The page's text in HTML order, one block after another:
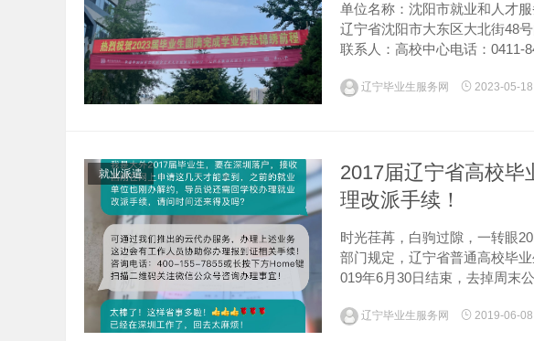
单位名称：沈阳市就业和人才
辽宁省沈阳市大东区大北街48
联系人：高校中心电话：0411-
辽宁毕业生服务网 2023-05-18
2017届辽宁省高校
理改派手续！
就业派遣
时光荏苒，白驹过隙，一转眼
部门规定，辽宁省普通高校毕
019年6月30日结束，去掉周末
就业派...
辽宁毕业生服务网 2019-06-08